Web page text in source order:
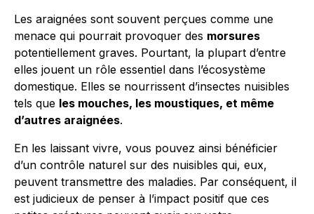
Les araignées sont souvent perçues comme une
menace qui pourrait provoquer des morsures
potentiellement graves. Pourtant, la plupart d’entre
elles jouent un rôle essentiel dans l’écosystème
domestique. Elles se nourrissent d’insectes nuisibles
tels que les mouches, les moustiques, et même
d’autres araignées.
En les laissant vivre, vous pouvez ainsi bénéficier
d’un contrôle naturel sur des nuisibles qui, eux,
peuvent transmettre des maladies. Par conséquent, il
est judicieux de penser à l’impact positif que ces